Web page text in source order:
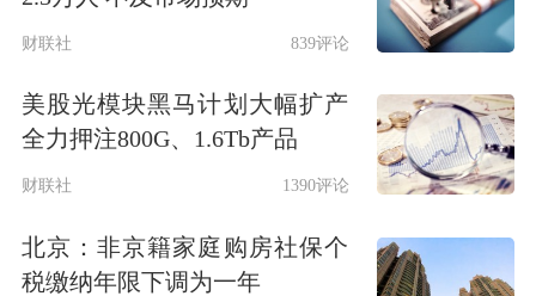
却拒绝解释这些所谓的财政规则。本月
初，他还取消了一场原定与对冲基金经
理讨论财政政策和债券市场的电话会
议，转而把精力放在竞选活动上。
对冲基金Schonfeld的全球宏观与固定收
财联社 839评论
美股光模块黑马计划大幅扩产
全力押注800G、1.6Tb产品
财联社 1390评论
北京：非京籍家庭购房社保个
税缴纳年限下调为一年